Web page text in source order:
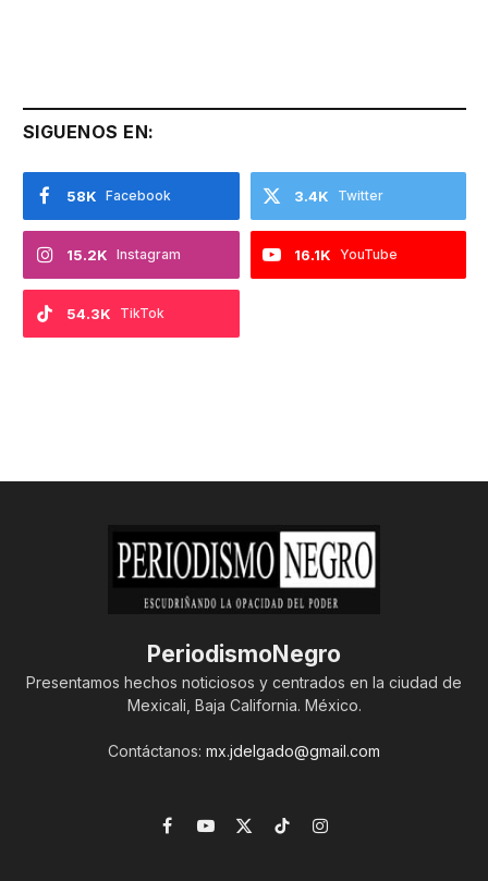
SIGUENOS EN:
Facebook
58K Twitter
3.4K
Instagram
15.2K YouTube
16.1K
TikTok
54.3K
PeriodismoNegro
Presentamos hechos noticiosos y centrados en la ciudad de
Mexicali, Baja California. México.
Contáctanos: mx.jdelgado@gmail.com
Facebook
YouTube
X
TikTokInstagram